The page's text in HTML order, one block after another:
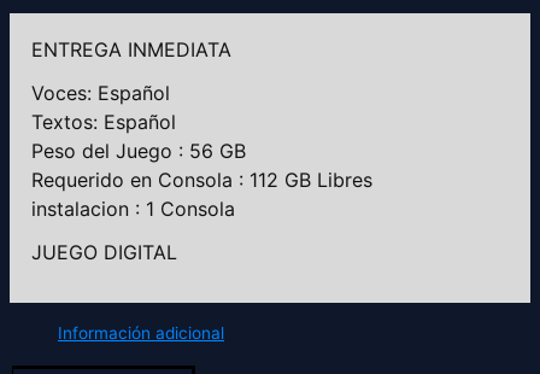
ENTREGA INMEDIATA
Voces: Español
Textos: Español
Peso del Juego : 56 GB
Requerido en Consola : 112 GB Libres
instalacion : 1 Consola
JUEGO DIGITAL
Información adicional